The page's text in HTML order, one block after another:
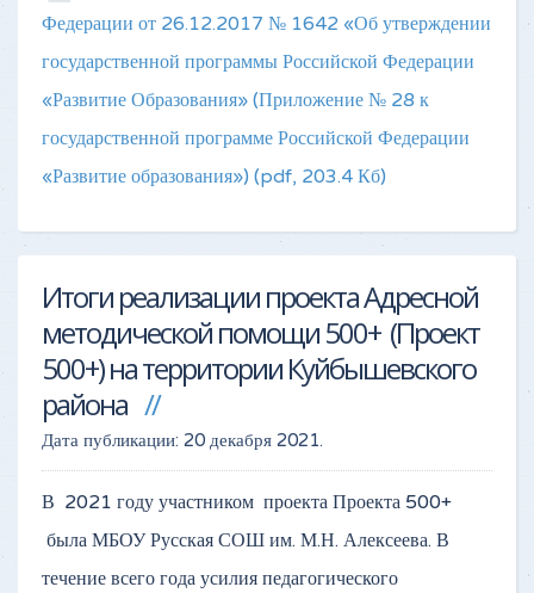
Федерации от 26.12.2017 № 1642 «Об утверждении
государственной программы Российской Федерации
«Развитие Образования» (Приложение № 28 к
государственной программе Российской Федерации
«Развитие образования») (pdf, 203.4 Кб)
Итоги реализации проекта Адресной
методической помощи 500+ (Проект
500+) на территории Куйбышевского
района
Дата публикации: 20 декабря 2021.
В 2021 году участником проекта Проекта 500+
была МБОУ Русская СОШ им. М.Н. Алексеева. В
течение всего года усилия педагогического